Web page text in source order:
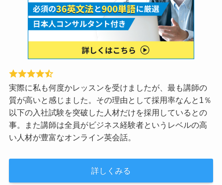
実際に私も何度かレッスンを受けましたが、最も講師の
質が高いと感じました。その理由として採用率なんと1％
以下の入社試験を突破した人材だけを採用しているとの
事。また講師は全員がビジネス経験者というレベルの高
い人材が豊富なオンライン英会話。
詳しくみる